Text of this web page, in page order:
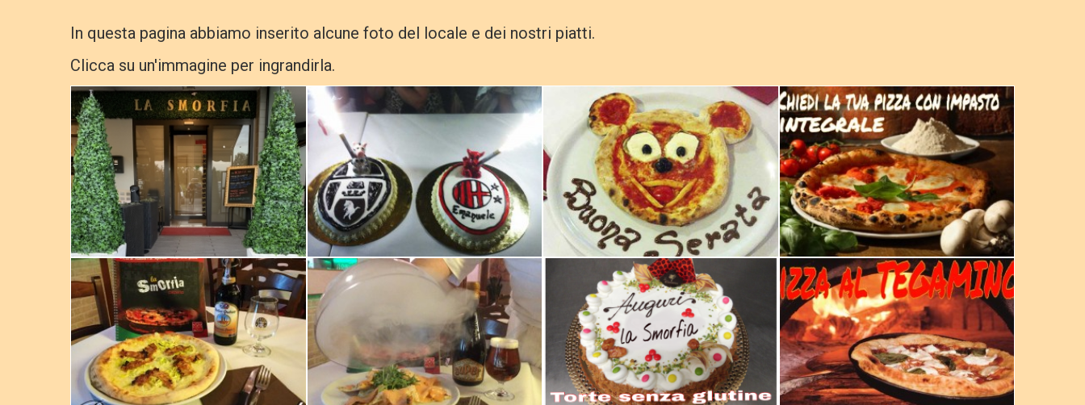
In questa pagina abbiamo inserito alcune foto del locale e dei nostri piatti.
Clicca su un'immagine per ingrandirla.